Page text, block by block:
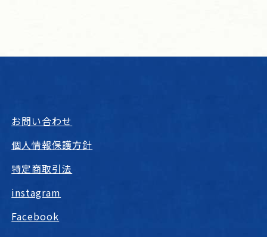
お問い合わせ
個人情報保護方針
特定商取引法
instagram
Facebook